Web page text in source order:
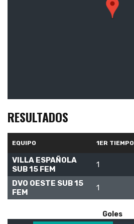
RESULTADOS
EQUIPO 1ER TIEMPO
VILLA ESPAÑOLA
SUB 15 FEM
1
DVO OESTE SUB 15
FEM
1
Goles